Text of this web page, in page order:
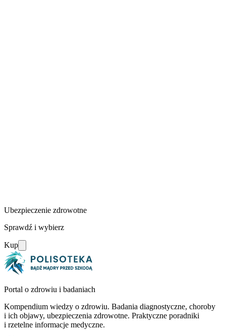
Ubezpieczenie zdrowotne
Sprawdź i wybierz
Kup
Portal o zdrowiu i badaniach
Kompendium wiedzy o zdrowiu. Badania diagnostyczne, choroby
i ich objawy, ubezpieczenia zdrowotne. Praktyczne poradniki
i rzetelne informacje medyczne.